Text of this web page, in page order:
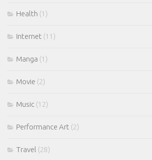
Health (1)
Internet (11)
Manga (1)
Movie (2)
Music (12)
Performance Art (2)
Travel (28)